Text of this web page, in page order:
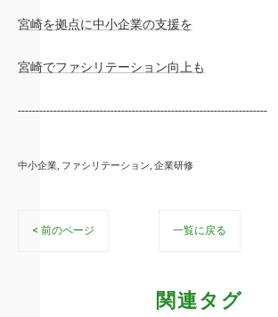
宮崎を拠点に中小企業の支援を
宮崎でファシリテーション向上も
----------------------------------------------------------------------
中小企業 ファシリテーション 企業研修
< 前のページ 一覧に戻る
関連タグ